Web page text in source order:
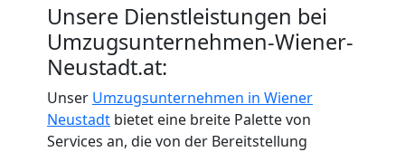
Unsere Dienstleistungen bei
Umzugsunternehmen-Wiener-
Neustadt.at:
Unser Umzugsunternehmen in Wiener
Neustadt bietet eine breite Palette von
Services an, die von der Bereitstellung
Internationaler
Umzug